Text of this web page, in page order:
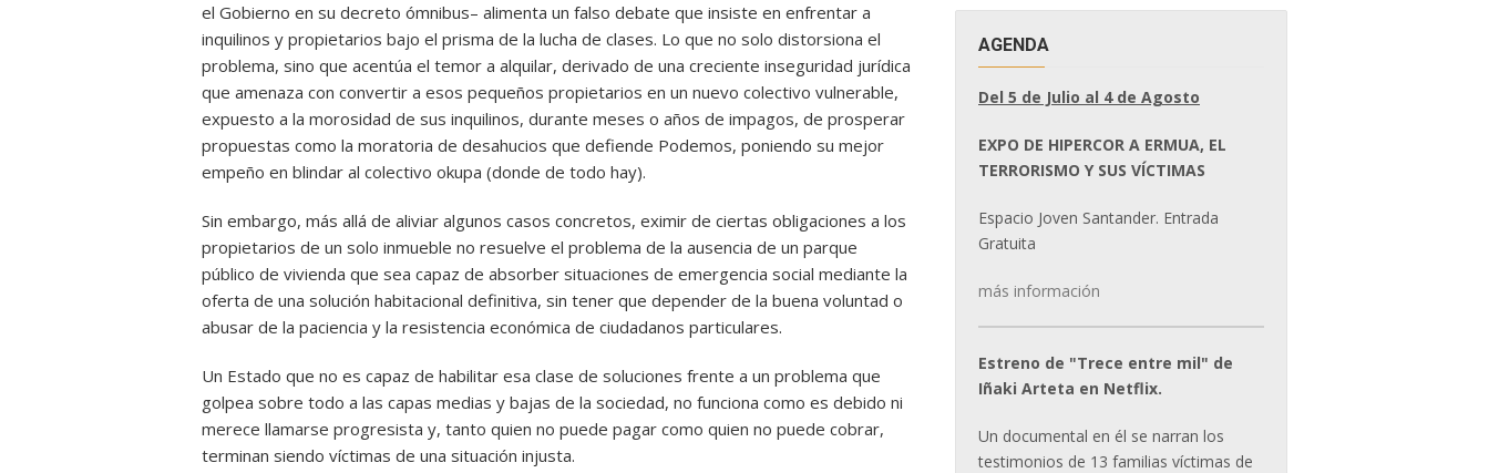
el Gobierno en su decreto ómnibus– alimenta un falso debate que insiste en enfrentar a
inquilinos y propietarios bajo el prisma de la lucha de clases. Lo que no solo distorsiona el
problema, sino que acentúa el temor a alquilar, derivado de una creciente inseguridad jurídica
que amenaza con convertir a esos pequeños propietarios en un nuevo colectivo vulnerable,
expuesto a la morosidad de sus inquilinos, durante meses o años de impagos, de prosperar
propuestas como la moratoria de desahucios que defiende Podemos, poniendo su mejor
empeño en blindar al colectivo okupa (donde de todo hay).
Sin embargo, más allá de aliviar algunos casos concretos, eximir de ciertas obligaciones a los
propietarios de un solo inmueble no resuelve el problema de la ausencia de un parque
público de vivienda que sea capaz de absorber situaciones de emergencia social mediante la
oferta de una solución habitacional definitiva, sin tener que depender de la buena voluntad o
abusar de la paciencia y la resistencia económica de ciudadanos particulares.
Un Estado que no es capaz de habilitar esa clase de soluciones frente a un problema que
golpea sobre todo a las capas medias y bajas de la sociedad, no funciona como es debido ni
merece llamarse progresista y, tanto quien no puede pagar como quien no puede cobrar,
terminan siendo víctimas de una situación injusta.
AGENDA
Del 5 de Julio al 4 de Agosto
EXPO DE HIPERCOR A ERMUA, EL
TERRORISMO Y SUS VÍCTIMAS
Espacio Joven Santander. Entrada
Gratuita
más información
Estreno de "Trece entre mil" de
Iñaki Arteta en Netflix.
Un documental en él se narran los
testimonios de 13 familias víctimas de